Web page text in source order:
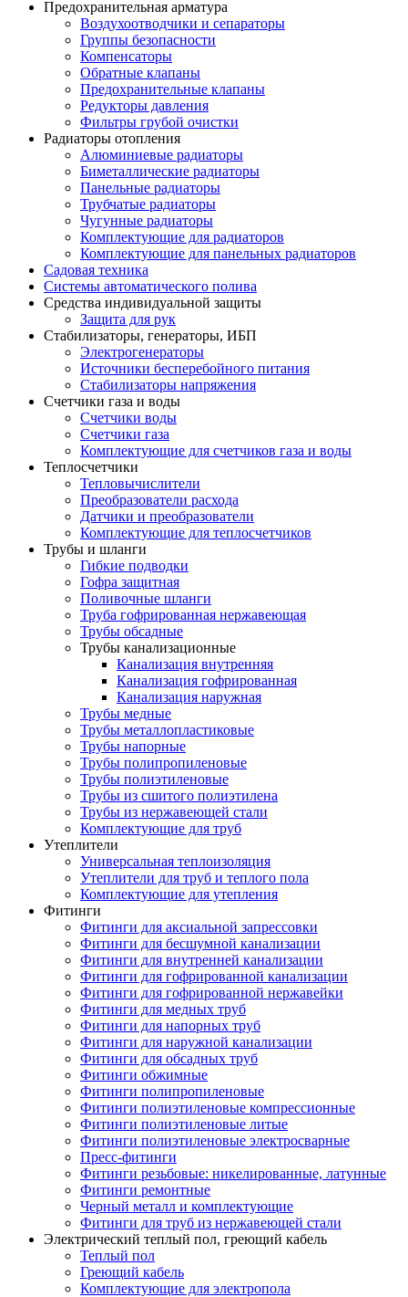
Предохранительная арматура
Воздухоотводчики и сепараторы
Группы безопасности
Компенсаторы
Обратные клапаны
Предохранительные клапаны
Редукторы давления
Фильтры грубой очистки
Радиаторы отопления
Алюминиевые радиаторы
Биметаллические радиаторы
Панельные радиаторы
Трубчатые радиаторы
Чугунные радиаторы
Комплектующие для радиаторов
Комплектующие для панельных радиаторов
Садовая техника
Системы автоматического полива
Средства индивидуальной защиты
Защита для рук
Стабилизаторы, генераторы, ИБП
Электрогенераторы
Источники бесперебойного питания
Стабилизаторы напряжения
Счетчики газа и воды
Счетчики воды
Счетчики газа
Комплектующие для счетчиков газа и воды
Теплосчетчики
Тепловычислители
Преобразователи расхода
Датчики и преобразователи
Комплектующие для теплосчетчиков
Трубы и шланги
Гибкие подводки
Гофра защитная
Поливочные шланги
Труба гофрированная нержавеющая
Трубы обсадные
Трубы канализационные
Канализация внутренняя
Канализация гофрированная
Канализация наружная
Трубы медные
Трубы металлопластиковые
Трубы напорные
Трубы полипропиленовые
Трубы полиэтиленовые
Трубы из сшитого полиэтилена
Трубы из нержавеющей стали
Комплектующие для труб
Утеплители
Универсальная теплоизоляция
Утеплители для труб и теплого пола
Комплектующие для утепления
Фитинги
Фитинги для аксиальной запрессовки
Фитинги для бесшумной канализации
Фитинги для внутренней канализации
Фитинги для гофрированной канализации
Фитинги для гофрированной нержавейки
Фитинги для медных труб
Фитинги для напорных труб
Фитинги для наружной канализации
Фитинги для обсадных труб
Фитинги обжимные
Фитинги полипропиленовые
Фитинги полиэтиленовые компрессионные
Фитинги полиэтиленовые литые
Фитинги полиэтиленовые электросварные
Пресс-фитинги
Фитинги резьбовые: никелированные, латунные
Фитинги ремонтные
Черный металл и комплектующие
Фитинги для труб из нержавеющей стали
Электрический теплый пол, греющий кабель
Теплый пол
Греющий кабель
Комплектующие для электропола